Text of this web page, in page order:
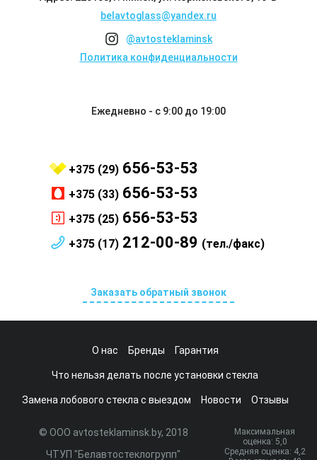
belavtoglass@yandex.ru
@avtosteklaminsk
Политика конфиденциальности
Ежедневно - с 9:00 до 19:00
+375 (29) 656-53-53
+375 (33) 656-53-53
+375 (25) 656-53-53
+375 (17) 212-00-89 (тел./факс)
Заказать обратный звонок
О нас Бренды Гарантия
Что нельзя делать после установки стекла
Замена лобового стекла с выездом Новости Отзывы
© ООО avtosteklaminsk.by, 2018
ЧТУП "Белавтостеклогрупп"
Максимальная
оценка: 5,0
Средняя оценка: 4,2